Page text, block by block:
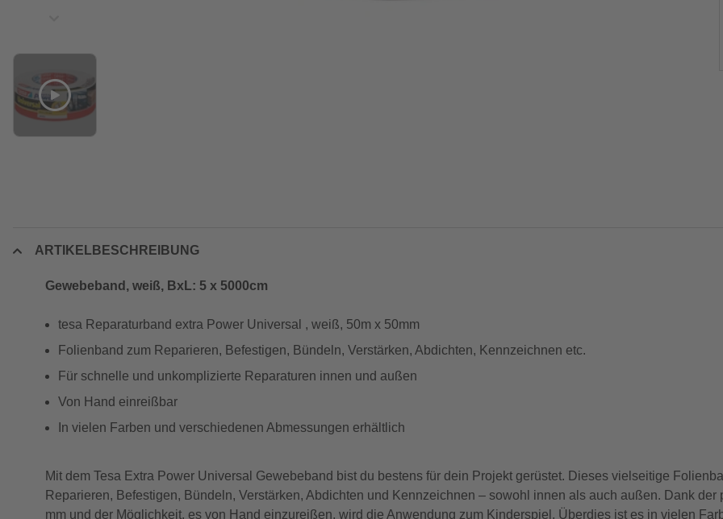
ARTIKELBESCHREIBUNG
Gewebeband, weiß, BxL: 5 x 5000cm
tesa Reparaturband extra Power Universal , weiß, 50m x 50mm
Folienband zum Reparieren, Befestigen, Bündeln, Verstärken, Abdichten, Kennzeichnen etc.
Für schnelle und unkomplizierte Reparaturen innen und außen
Von Hand einreißbar
In vielen Farben und verschiedenen Abmessungen erhältlich
Mit dem Tesa Extra Power Universal Gewebeband bist du bestens für dein Projekt gerüstet. Dieses vielseitige
Reparieren, Befestigen, Bündeln, Verstärken, Abdichten und Kennzeichnen – sowohl innen als auch außen. Dank der
mm und der Möglichkeit, es von Hand einzureißen, wird die Anwendung zum Kinderspiel. Überdies ist es in vielen